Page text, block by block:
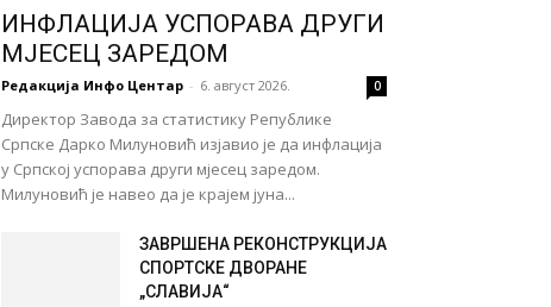
ИНФЛАЦИЈА УСПОРАВА ДРУГИ
МЈЕСЕЦ ЗАРЕДОМ
Редакција Инфо Центар - 6. август 2026. 0
Директор Завода за статистику Републике
Српске Дарко Милуновић изјавио је да инфлација
у Српској успорава други мјесец заредом.
Милуновић је навео да је крајем јуна...
ЗАВРШЕНА РЕКОНСТРУКЦИЈА
СПОРТСКЕ ДВОРАНЕ
„СЛАВИЈА“